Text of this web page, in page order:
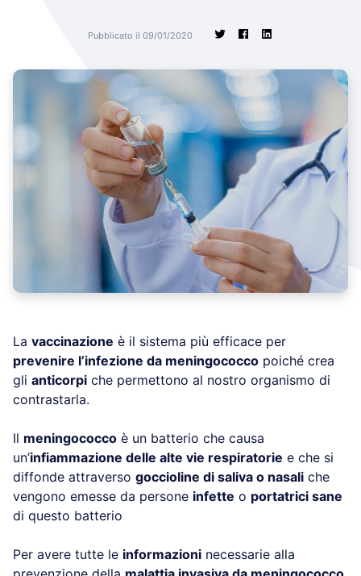
Pubblicato il 09/01/2020
La vaccinazione è il sistema più efficace per
prevenire l’infezione da meningococco poiché crea
gli anticorpi che permettono al nostro organismo di
contrastarla.
Il meningococco è un batterio che causa
un’infiammazione delle alte vie respiratorie e che si
diffonde attraverso goccioline di saliva o nasali che
vengono emesse da persone infette o portatrici sane
di questo batterio
Per avere tutte le informazioni necessarie alla